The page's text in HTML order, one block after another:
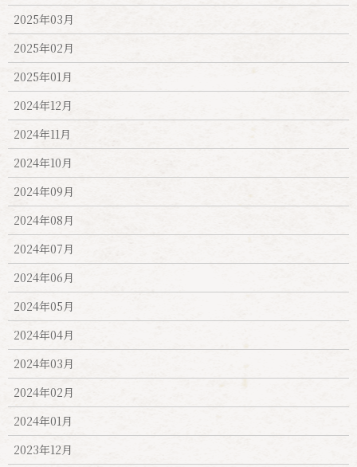
2025年03月
2025年02月
2025年01月
2024年12月
2024年11月
2024年10月
2024年09月
2024年08月
2024年07月
2024年06月
2024年05月
2024年04月
2024年03月
2024年02月
2024年01月
2023年12月